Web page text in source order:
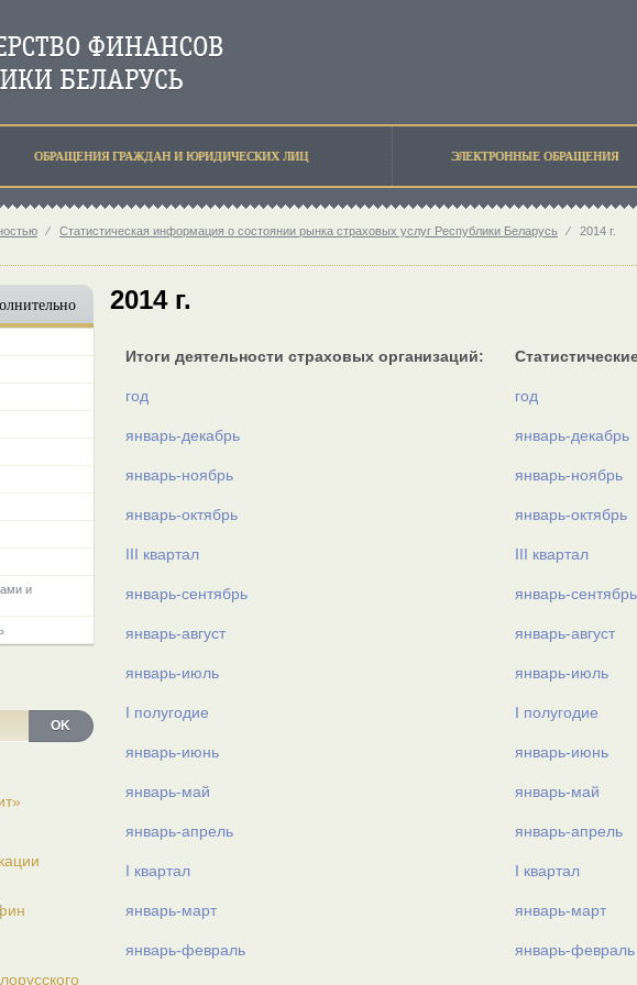
ОБРАЩЕНИЯ ГРАЖДАН И ЮРИДИЧЕСКИХ ЛИЦ ЭЛЕКТРОННЫЕ ОБРАЩЕНИЯ
⁄ Статистическая информация о состоянии рынка страховых услуг Республики Беларусь ⁄ 2014 г.
и
OK
2014 г.
Итоги деятельности страховых организаций:
год год
январь-декабрь январь-декабрь
январь-ноябрь январь-ноябрь
январь-октябрь январь-октябрь
III квартал III квартал
январь-сентябрь январь-сентябрь
январь-август январь-август
январь-июль январь-июль
I полугодие I полугодие
январь-июнь январь-июнь
январь-май январь-май
январь-апрель январь-апрель
I квартал I квартал
январь-март январь-март
январь-февраль январь-февраль